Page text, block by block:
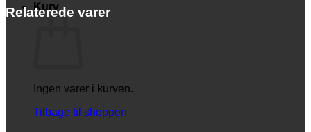
Kurv
Ingen varer i kurven.
Tilbage til shoppen
Relaterede varer